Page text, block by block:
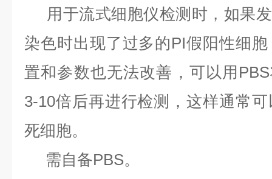
用于流式细胞仪检测时，如果发
染色时出现了过多的PI假阳性细
置和参数也无法改善，可以用
3-10倍后再进行检测，这样通常
死细胞。
需自备PBS。